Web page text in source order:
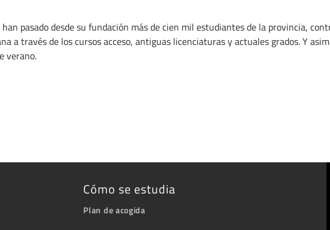
han pasado desde su fundación más de cien mil estudiantes de la provincia,
a través de los cursos acceso, antiguas licenciaturas y actuales grados. Y
verano.
Cómo se estudia
Plan de acogida